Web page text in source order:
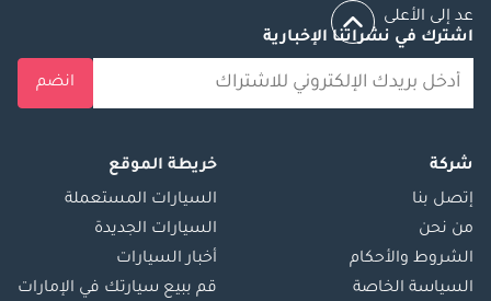
عد إلى الأعلى
اشترك في نشراتنا الإخبارية
انضم
شركة
إتصل بنا
من نحن
الشروط والأحكام
السياسة الخاصة
خريطة الموقع
السيارات المستعملة
السيارات الجديدة
أخبار السيارات
قم ببيع سيارتك في الإمارات